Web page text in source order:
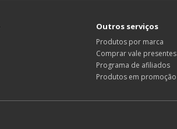
Outros serviços
Produtos por marca
Comprar vale presentes
Programa de afiliados
Produtos em promoção